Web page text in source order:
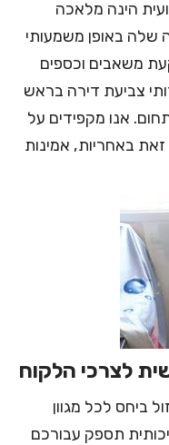
הינה מלאכה
שלה באופן משמעותי
משאבים וכספים
צביעת דירה בראש
אנו מקפידים על
זאת באחריות, אמינות
לצרכי הלקוח
ביחס לכל מגוון
תספק עבורכם